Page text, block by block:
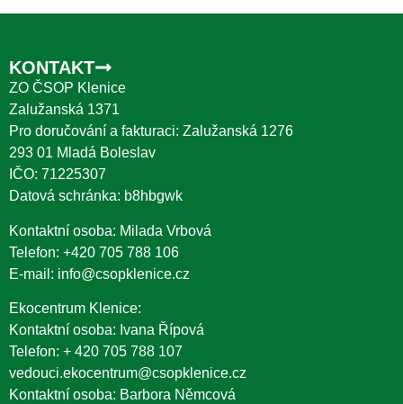
KONTAKT
ZO ČSOP Klenice
Zalužanská 1371
Pro doručování a fakturaci: Zalužanská 1276
293 01 Mladá Boleslav
IČO: 71225307
Datová schránka: b8hbgwk
Kontaktní osoba: Milada Vrbová
Telefon: +420 705 788 106
E-mail: info@csopklenice.cz
Ekocentrum Klenice:
Kontaktní osoba: Ivana Řípová
Telefon: + 420 705 788 107
vedouci.ekocentrum@csopklenice.cz
Kontaktní osoba: Barbora Němcová